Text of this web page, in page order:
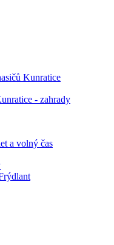
Kunratice
- zahrady
a volný čas